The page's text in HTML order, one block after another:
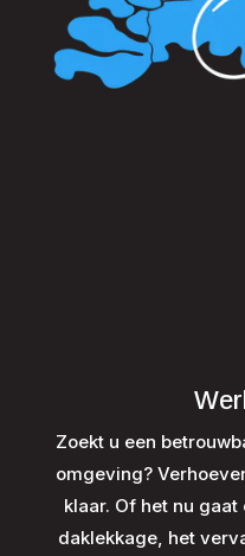
Zoekt u een
omgeving?
klaar. Of het nu
daklekkage, het